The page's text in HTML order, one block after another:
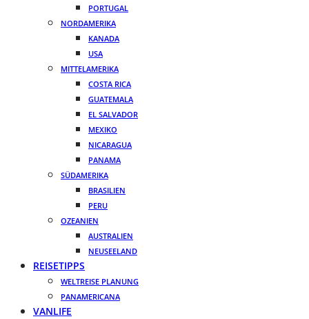
PORTUGAL
NORDAMERIKA
KANADA
USA
MITTELAMERIKA
COSTA RICA
GUATEMALA
EL SALVADOR
MEXIKO
NICARAGUA
PANAMA
SÜDAMERIKA
BRASILIEN
PERU
OZEANIEN
AUSTRALIEN
NEUSEELAND
REISETIPPS
WELTREISE PLANUNG
PANAMERICANA
VANLIFE